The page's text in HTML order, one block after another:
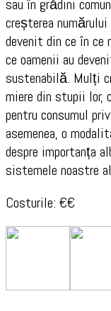
sau în grădini
creșterea
devenit din ce în
ce oamenii au
sustenabilă. Mulți
miere din stupii
pentru consumul
asemenea, o
despre importanța
sistemele noastre
Costurile: €€